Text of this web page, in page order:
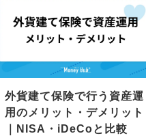
外貨建て保険で行う資産運
用のメリット・デメリット
｜NISA・iDeCoと比較